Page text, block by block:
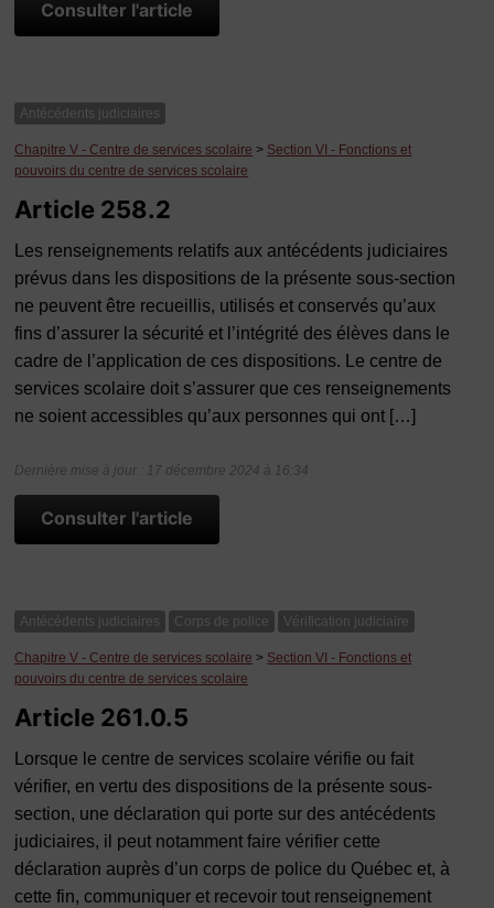
Consulter l'article
Antécédents judiciaires
Chapitre V - Centre de services scolaire > Section VI - Fonctions et
pouvoirs du centre de services scolaire
Article 258.2
Les renseignements relatifs aux antécédents judiciaires
prévus dans les dispositions de la présente sous-section
ne peuvent être recueillis, utilisés et conservés qu’aux
fins d’assurer la sécurité et l’intégrité des élèves dans le
cadre de l’application de ces dispositions. Le centre de
services scolaire doit s’assurer que ces renseignements
ne soient accessibles qu’aux personnes qui ont […]
Dernière mise à jour : 17 décembre 2024 à 16:34
Consulter l'article
Antécédents judiciaires Corps de police Vérification judiciaire
Chapitre V - Centre de services scolaire > Section VI - Fonctions et
pouvoirs du centre de services scolaire
Article 261.0.5
Lorsque le centre de services scolaire vérifie ou fait
vérifier, en vertu des dispositions de la présente sous-
section, une déclaration qui porte sur des antécédents
judiciaires, il peut notamment faire vérifier cette
déclaration auprès d’un corps de police du Québec et, à
cette fin, communiquer et recevoir tout renseignement